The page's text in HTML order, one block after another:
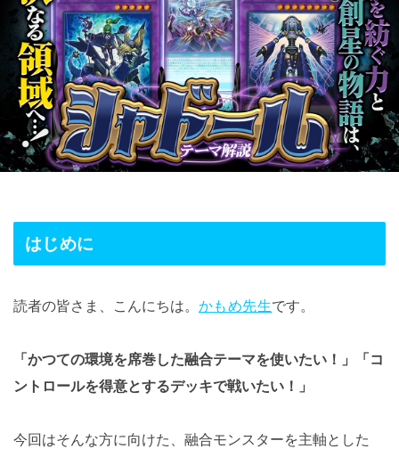
はじめに
読者の皆さま、こんにちは。 かもめ先生です。
「かつての環境を席巻した融合テーマを使いたい！」「コ
ントロールを得意とするデッキで戦いたい！」
今回はそんな方に向けた、融合モンスターを主軸とした